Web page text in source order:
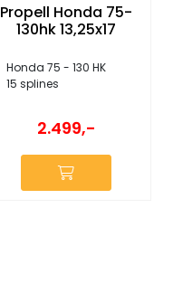
Propell Honda 75-
130hk 13,25x17
Honda 75 - 130 HK
15 splines
2.499,-